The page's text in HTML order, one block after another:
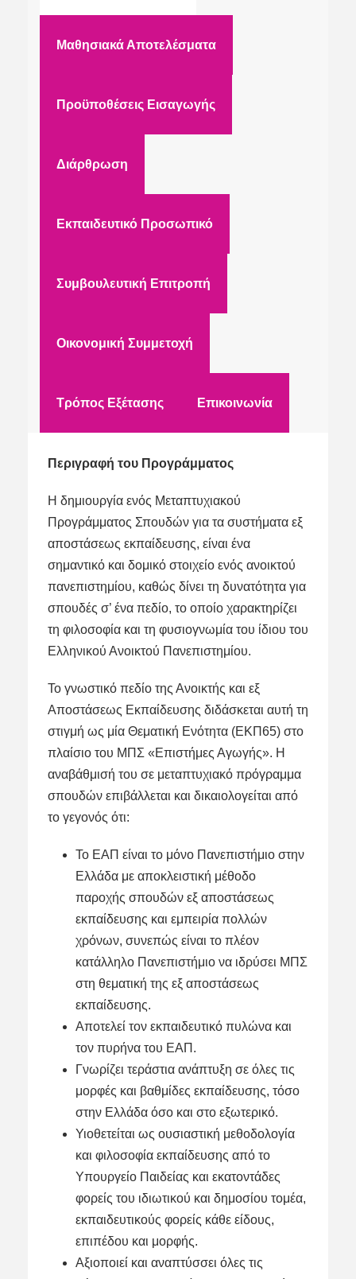
Μαθησιακά Αποτελέσματα
Προϋποθέσεις Εισαγωγής
Διάρθρωση
Εκπαιδευτικό Προσωπικό
Συμβουλευτική Επιτροπή
Οικονομική Συμμετοχή
Τρόπος Εξέτασης Επικοινωνία
Περιγραφή του Προγράμματος
Η δημιουργία ενός Μεταπτυχιακού
Προγράμματος Σπουδών για τα συστήματα εξ
αποστάσεως εκπαίδευσης, είναι ένα
σημαντικό και δομικό στοιχείο ενός ανοικτού
πανεπιστημίου, καθώς δίνει τη δυνατότητα για
σπουδές σ’ ένα πεδίο, το οποίο χαρακτηρίζει
τη φιλοσοφία και τη φυσιογνωμία του ίδιου του
Ελληνικού Ανοικτού Πανεπιστημίου.
Το γνωστικό πεδίο της Ανοικτής και εξ
Αποστάσεως Εκπαίδευσης διδάσκεται αυτή τη
στιγμή ως μία Θεματική Ενότητα (ΕΚΠ65) στο
πλαίσιο του ΜΠΣ «Επιστήμες Αγωγής». Η
αναβάθμισή του σε μεταπτυχιακό πρόγραμμα
σπουδών επιβάλλεται και δικαιολογείται από
το γεγονός ότι:
Το ΕΑΠ είναι το μόνο Πανεπιστήμιο στην
Ελλάδα με αποκλειστική μέθοδο
παροχής σπουδών εξ αποστάσεως
εκπαίδευσης και εμπειρία πολλών
χρόνων, συνεπώς είναι το πλέον
κατάλληλο Πανεπιστήμιο να ιδρύσει ΜΠΣ
στη θεματική της εξ αποστάσεως
εκπαίδευσης.
Αποτελεί τον εκπαιδευτικό πυλώνα και
τον πυρήνα του ΕΑΠ.
Γνωρίζει τεράστια ανάπτυξη σε όλες τις
μορφές και βαθμίδες εκπαίδευσης, τόσο
στην Ελλάδα όσο και στο εξωτερικό.
Υιοθετείται ως ουσιαστική μεθοδολογία
και φιλοσοφία εκπαίδευσης από το
Υπουργείο Παιδείας και εκατοντάδες
φορείς του ιδιωτικού και δημοσίου τομέα,
εκπαιδευτικούς φορείς κάθε είδους,
επιπέδου και μορφής.
Αξιοποιεί και αναπτύσσει όλες τις